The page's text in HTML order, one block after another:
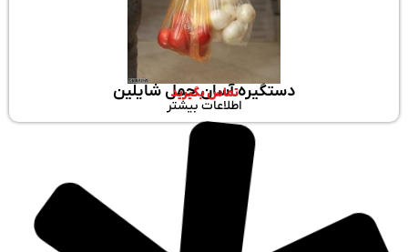
دستگیره آسان حمل شایلین
تماس بگیرید
اطلاعات بیشتر